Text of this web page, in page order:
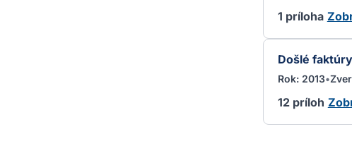
1 príloha
Došlé
Rok: 2013•
12 príloh